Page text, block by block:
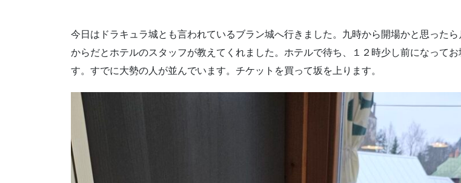
今日はドラキュラ城とも言われているブラン城へ行きました。九時から開場かと思った
からだとホテルのスタッフが教えてくれました。ホテルで待ち、１２時少し前になってお
す。すでに大勢の人が並んでいます。チケットを買って坂を上ります。